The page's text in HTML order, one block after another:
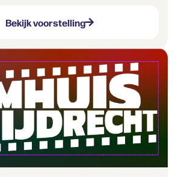
Bekijk voorstelling